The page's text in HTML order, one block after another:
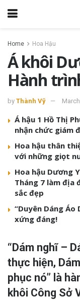
Home Hoa Hậu
Á khôi
Hành
by Thành Vỹ
Á hậu 1 Hồ Thị
nhận chức giám
Hoa hậu thân
với những giọt
Hoa hậu Dương
Tháng 7 làm địa
sắc đẹp
“Duyên Dáng
xứng đáng!
“Dám nghĩ –
thực hiện,
phục nó” là
khôi Công Sở